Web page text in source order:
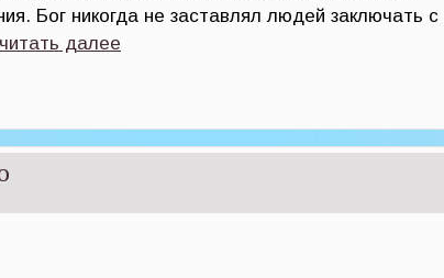
Бог никогда не заставлял людей заключать с
читать далее